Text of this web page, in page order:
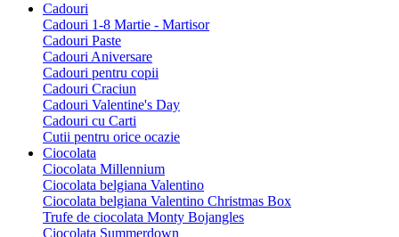
Cadouri
Cadouri 1-8 Martie - Martisor
Cadouri Paste
Cadouri Aniversare
Cadouri pentru copii
Cadouri Craciun
Cadouri Valentine's Day
Cadouri cu Carti
Cutii pentru orice ocazie
Ciocolata
Ciocolata Millennium
Ciocolata belgiana Valentino
Ciocolata belgiana Valentino Christmas Box
Trufe de ciocolata Monty Bojangles
Ciocolata Summerdown